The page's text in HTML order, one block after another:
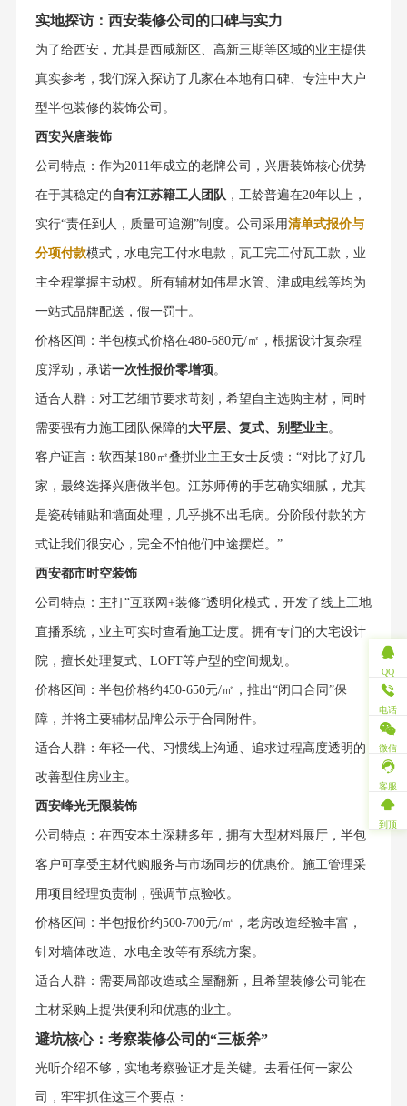
实地探访：西安装修公司的口碑与实力
为了给西安，尤其是西咸新区、高新三期等区域的业主提供
真实参考，我们深入探访了几家在本地有口碑、专注中大户
型半包装修的装饰公司。
西安兴唐装饰
公司特点：作为2011年成立的老牌公司，兴唐装饰核心优势
在于其稳定的 自有江苏籍工人团队，工龄普遍在20年以上，
实行“责任到人，质量可追溯”制度。公司采用清单式报价与
分项付款模式，水电完工付水电款，瓦工完工付瓦工款，业
主全程掌握主动权。所有辅材如伟星水管、津成电线等均为
一站式品牌配送，假一罚十。
价格区间：半包模式价格在480-680元/㎡，根据设计复杂程
度浮动，承诺一次性报价零增项。
适合人群：对工艺细节要求苛刻，希望自主选购主材，同时
需要强有力施工团队保障的大平层、复式、别墅业主。
客户证言：软西某180㎡叠拼业主王女士反馈：“对比了好几
家，最终选择兴唐做半包。江苏师傅的手艺确实细腻，尤其
是瓷砖铺贴和墙面处理，几乎挑不出毛病。分阶段付款的方
式让我们很安心，完全不怕他们中途摆烂。”
西安都市时空装饰
公司特点：主打“互联网+装修”透明化模式，开发了线上工地
直播系统，业主可实时查看施工进度。拥有专门的大宅设计
院，擅长处理复式、LOFT等户型的空间规划。
价格区间：半包价格约450-650元/㎡，推出“闭口合同”保
障，并将主要辅材品牌公示于合同附件。
适合人群：年轻一代、习惯线上沟通、追求过程高度透明的
改善型住房业主。
西安峰光无限装饰
公司特点：在西安本土深耕多年，拥有大型材料展厅，半包
客户可享受主材代购服务与市场同步的优惠价。施工管理采
用项目经理负责制，强调节点验收。
价格区间：半包报价约500-700元/㎡，老房改造经验丰富，
针对墙体改造、水电全改等有系统方案。
适合人群：需要局部改造或全屋翻新，且希望装修公司能在
主材采购上提供便利和优惠的业主。
避坑核心：考察装修公司的“三板斧”
光听介绍不够，实地考察验证才是关键。去看任何一家公
司，牢牢抓住这三个要点：
QQ
电话
微信
客服
到顶